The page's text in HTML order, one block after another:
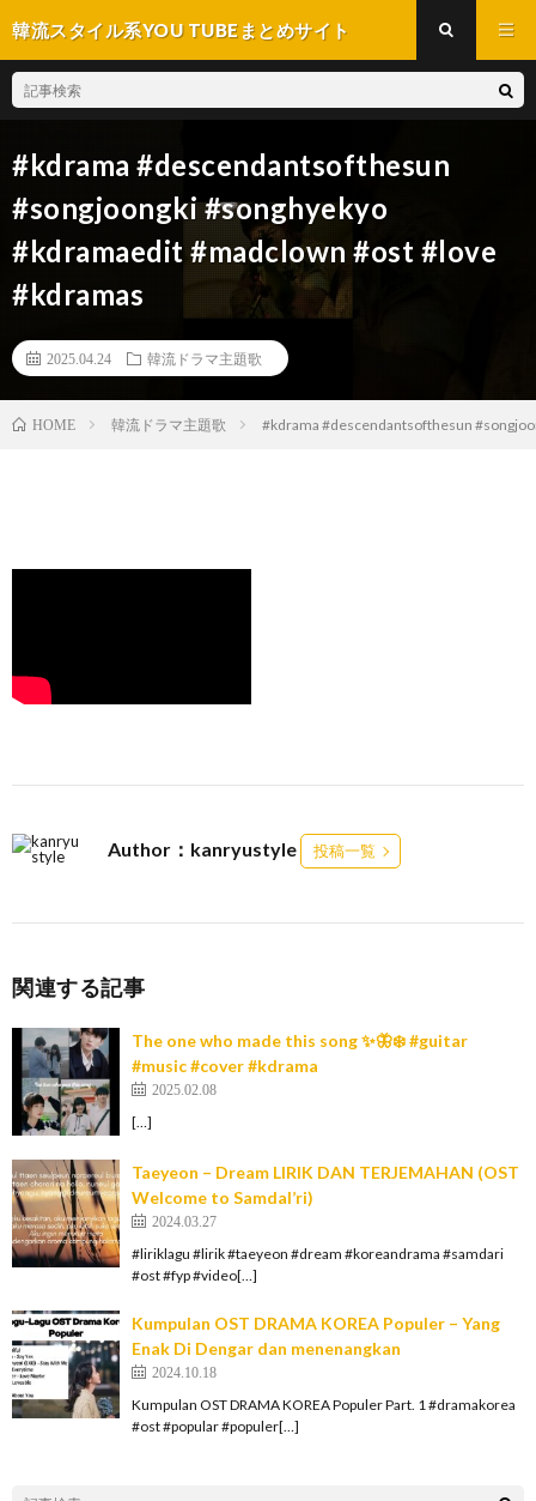
韓流スタイル系YOU TUBEまとめサイト
#kdrama #descendantsofthesun
#songjoongki #songhyekyo
#kdramaedit #madclown #ost #love
#kdramas
2025.04.24 韓流ドラマ主題歌
HOME 韓流ドラマ主題歌 #kdrama #descendantsofthesun
Author：kanryustyle 投稿一覧
関連する記事
The one who made this song ✨🦋❄️ #guitar
#music #cover #kdrama
2025.02.08
[…]
Taeyeon – Dream LIRIK DAN TERJEMAHAN (OST
Welcome to Samdal’ri)
2024.03.27
#liriklagu #lirik #taeyeon #dream #koreandrama #samdari
#ost #fyp #video[…]
Kumpulan OST DRAMA KOREA Populer – Yang
Enak Di Dengar dan menenangkan
2024.10.18
Kumpulan OST DRAMA KOREA Populer Part. 1 #dramakorea
#ost #popular #populer[…]